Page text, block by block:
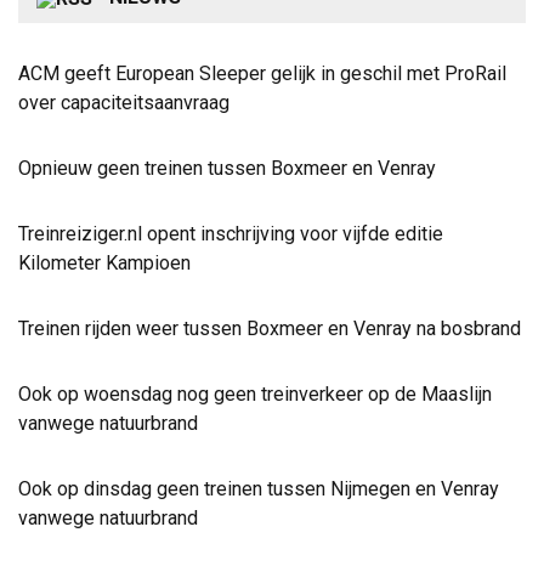
ACM geeft European Sleeper gelijk in geschil met ProRail
over capaciteitsaanvraag
Opnieuw geen treinen tussen Boxmeer en Venray
Treinreiziger.nl opent inschrijving voor vijfde editie
Kilometer Kampioen
Treinen rijden weer tussen Boxmeer en Venray na bosbrand
Ook op woensdag nog geen treinverkeer op de Maaslijn
vanwege natuurbrand
Ook op dinsdag geen treinen tussen Nijmegen en Venray
vanwege natuurbrand